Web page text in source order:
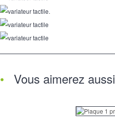
Vous aimerez aussi